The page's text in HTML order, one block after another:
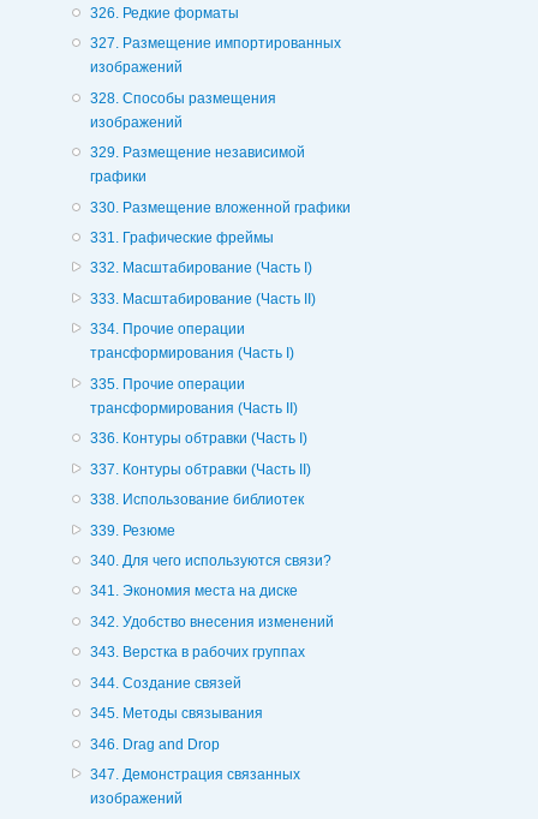
326. Редкие форматы
327. Размещение импортированных
изображений
328. Способы размещения
изображений
329. Размещение независимой
графики
330. Размещение вложенной графики
331. Графические фреймы
332. Масштабирование (Часть I)
333. Масштабирование (Часть II)
334. Прочие операции
трансформирования (Часть I)
335. Прочие операции
трансформирования (Часть II)
336. Контуры обтравки (Часть I)
337. Контуры обтравки (Часть II)
338. Использование библиотек
339. Резюме
340. Для чего используются связи?
341. Экономия места на диске
342. Удобство внесения изменений
343. Верстка в рабочих группах
344. Создание связей
345. Методы связывания
346. Drag and Drop
347. Демонстрация связанных
изображений